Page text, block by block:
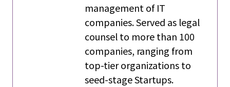
management of IT
companies. Served as legal
counsel to more than 100
companies, ranging from
top-tier organizations to
seed-stage Startups.